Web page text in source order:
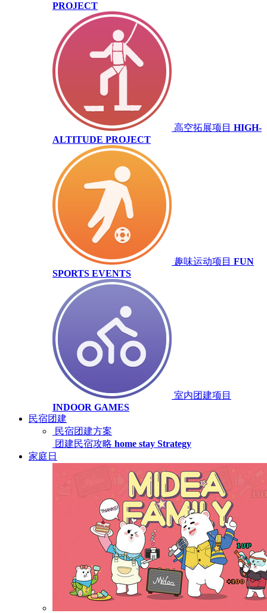
PROJECT
高空拓展项目 HIGH-
ALTITUDE PROJECT
趣味运动项目 FUN
SPORTS EVENTS
室内团建项目
INDOOR GAMES
民宿团建
民宿团建方案
团建民宿攻略 home stay Strategy
家庭日